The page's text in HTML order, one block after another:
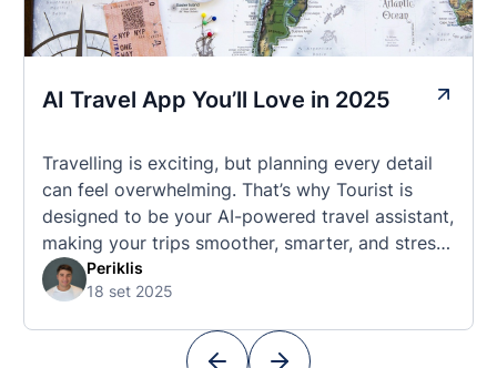
AI Travel App You’ll Love in 2025
Travelling is exciting, but planning every detail
can feel overwhelming. That’s why Tourist is
designed to be your AI-powered travel assistant,
making your trips smoother, smarter, and stress-
free. 🧭 What Makes the Tourist App Unique?
Unlike standard travel apps, Tourist combines
With Tourist, your trip planning becomes as
Periklis
18 set 2025